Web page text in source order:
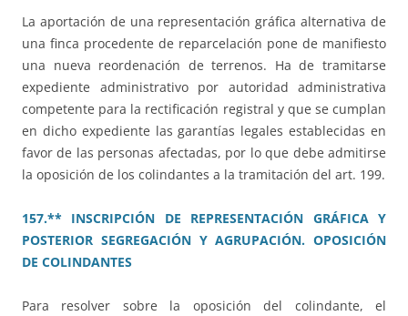
La aportación de una representación gráfica alternativa de
una finca procedente de reparcelación pone de manifiesto
una nueva reordenación de terrenos. Ha de tramitarse
expediente administrativo por autoridad administrativa
competente para la rectificación registral y que se cumplan
en dicho expediente las garantías legales establecidas en
favor de las personas afectadas, por lo que debe admitirse
la oposición de los colindantes a la tramitación del art. 199.
157.** INSCRIPCIÓN DE REPRESENTACIÓN GRÁFICA Y
POSTERIOR SEGREGACIÓN Y AGRUPACIÓN. OPOSICIÓN
DE COLINDANTES
Para resolver sobre la oposición del colindante, el